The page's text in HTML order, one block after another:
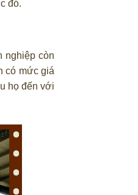
đó.
nghiệp còn
có mức giá
họ đến với